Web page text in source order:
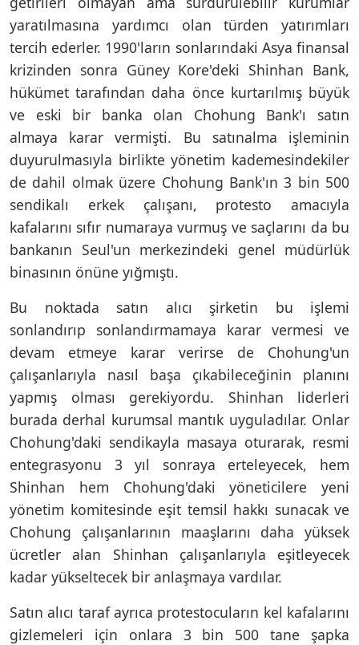
yaratılmasına yardımcı olan türden yatırımları
tercih ederler. 1990'ların sonlarındaki Asya finansal
krizinden sonra Güney Kore'deki Shinhan Bank,
hükümet tarafından daha önce kurtarılmış büyük
ve eski bir banka olan Chohung Bank'ı satın
almaya karar vermişti. Bu satınalma işleminin
duyurulmasıyla birlikte yönetim kademesindekiler
de dahil olmak üzere Chohung Bank'ın 3 bin 500
sendikalı erkek çalışanı, protesto amacıyla
kafalarını sıfır numaraya vurmuş ve saçlarını da bu
bankanın Seul'un merkezindeki genel müdürlük
binasının önüne yığmıştı.
Bu noktada satın alıcı şirketin bu işlemi
sonlandırıp sonlandırmamaya karar vermesi ve
devam etmeye karar verirse de Chohung'un
çalışanlarıyla nasıl başa çıkabileceğinin planını
yapmış olması gerekiyordu. Shinhan liderleri
burada derhal kurumsal mantık uyguladılar. Onlar
Chohung'daki sendikayla masaya oturarak, resmi
entegrasyonu 3 yıl sonraya erteleyecek, hem
Shinhan hem Chohung'daki yöneticilere yeni
yönetim komitesinde eşit temsil hakkı sunacak ve
Chohung çalışanlarının maaşlarını daha yüksek
ücretler alan Shinhan çalışanlarıyla eşitleyecek
kadar yükseltecek bir anlaşmaya vardılar.
Satın alıcı taraf ayrıca protestocuların kel kafalarını
gizlemeleri için onlara 3 bin 500 tane şapka